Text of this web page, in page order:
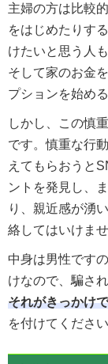
主婦の方は比較
をはじめたりす
けたいと思う人
そして家のお金
プションを始め
しかし、この慎
です。慎重な行
えてもらおうと
ントを発見し、
り、親近感が湧
絡してはいけませ
中身は男性です
けなので、騙さ
それがきっかけ
を付けてください